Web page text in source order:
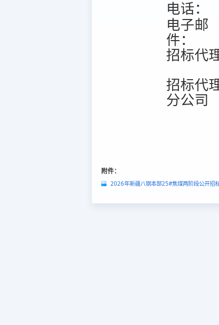
电话：
电子邮
件：
招标代
招标代
分公司
附件：
2026年新疆八钢本部25#焦煤两阶段公开